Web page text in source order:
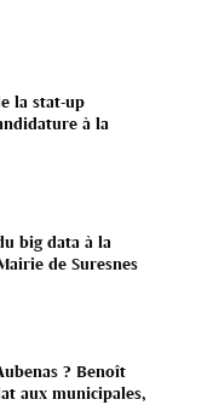
la stat-up
à la
big data à la
de Suresnes
? Benoît
aux municipales,